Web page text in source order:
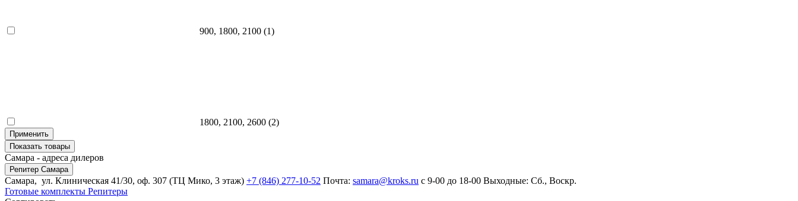
900, 1800, 2100 (1)
1800, 2100, 2600 (2)
Применить
Показать товары
Самара - адреса дилеров
Репитер Самара
Самара, ул. Клиническая 41/30, оф. 307 (ТЦ Мико, 3 этаж) +7 (846) 277-10-52 Почта: samara@kroks.ru с 9-00 до 18-00 Выходные: Сб., Воскр.
Готовые комплекты Репитеры